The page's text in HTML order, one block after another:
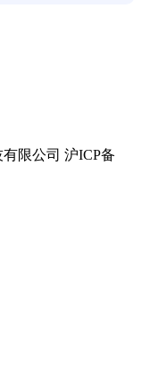
限公司 沪ICP备